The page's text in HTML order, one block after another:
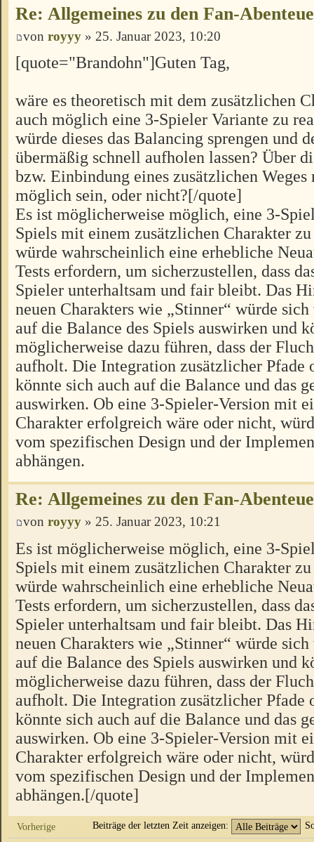
Re: Allgemeines zu den Fan-
von royyy » 25. Januar 2023, 10:20
[quote="Brandohn"]Guten Tag,
wäre es theoretisch mit dem zusätzlichen
auch möglich eine 3-Spieler Variante zu
würde dieses das Balancing sprengen und
übermäßig schnell aufholen lassen? Über
bzw. Einbindung eines zusätzlichen Weges
möglich sein, oder nicht?[/quote]
Es ist möglicherweise möglich, eine 3-
Spiels mit einem zusätzlichen Charakter
würde wahrscheinlich eine erhebliche
Tests erfordern, um sicherzustellen, dass
Spieler unterhaltsam und fair bleibt. Das
neuen Charakters wie „Stinner“ würde
auf die Balance des Spiels auswirken und
möglicherweise dazu führen, dass der
aufholt. Die Integration zusätzlicher Pfade
könnte sich auch auf die Balance und das
auswirken. Ob eine 3-Spieler-Version mit
Charakter erfolgreich wäre oder nicht,
vom spezifischen Design und der
abhängen.
Re: Allgemeines zu den Fan-
von royyy » 25. Januar 2023, 10:21
Es ist möglicherweise möglich, eine 3-
Spiels mit einem zusätzlichen Charakter
würde wahrscheinlich eine erhebliche
Tests erfordern, um sicherzustellen, dass
Spieler unterhaltsam und fair bleibt. Das
neuen Charakters wie „Stinner“ würde
auf die Balance des Spiels auswirken und
möglicherweise dazu führen, dass der
aufholt. Die Integration zusätzlicher Pfade
könnte sich auch auf die Balance und das
auswirken. Ob eine 3-Spieler-Version mit
Charakter erfolgreich wäre oder nicht,
vom spezifischen Design und der
abhängen.[/quote]
Vorherige Beiträge der letzten Zeit anzeigen: